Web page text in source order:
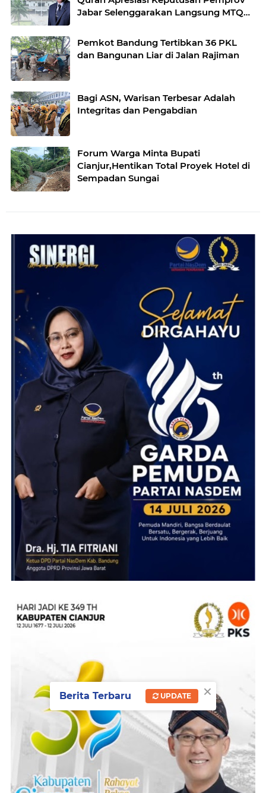
Jabar Selenggarakan Langsung MTQ
Pemkot Bandung Tertibkan 36 PKL
dan Bangunan Liar di Jalan Rajiman
Bagi ASN, Warisan Terbesar Adalah
Integritas dan Pengabdian
Forum Warga Minta Bupati
Cianjur,Hentikan Total Proyek Hotel di
Sempadan Sungai
×
Berita Terbaru UPDATE